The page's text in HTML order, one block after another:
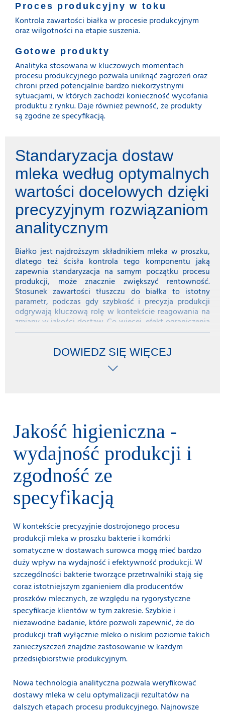
Proces produkcyjny w toku
Kontrola zawartości białka w procesie produkcyjnym
oraz wilgotności na etapie suszenia.
Gotowe produkty
Analityka stosowana w kluczowych momentach
procesu produkcyjnego pozwala uniknąć zagrożeń oraz
chroni przed potencjalnie bardzo niekorzystnymi
sytuacjami, w których zachodzi konieczność wycofania
produktu z rynku. Daje również pewność, że produkty
są zgodne ze specyfikacją.
Standaryzacja dostaw
mleka według optymalnych
wartości docelowych dzięki
precyzyjnym rozwiązaniom
analitycznym
Białko jest najdroższym składnikiem mleka w proszku,
dlatego też ścisła kontrola tego komponentu jaką
zapewnia standaryzacja na samym początku procesu
produkcji, może znacznie zwiększyć rentowność.
Stosunek zawartości tłuszczu do białka to istotny
parametr, podczas gdy szybkość i precyzja produkcji
odgrywają kluczową rolę w kontekście reagowania na
zmiany w jakości dostaw. Co więcej, efekt ograniczenia
wahań zawartości białka i tłuszczu w surowcu zostaje
produkcyjnego. Na przykład zmniejszenie odchyleń w
surowcu o 0,03% prowadzi do dziesięciokrotnie
wyższej redukcji zmienności zawartości tłuszczu i
AnalizatorMilkoScan™ FT3wyposażony jest w system
diagnostyczny który uruchamia się automatycznie co
dwie godziny. Dzięki temu nie ma problemów z dryftem,
a wyniki pomiaru są stabilne w dłuższej perspektywie
czasowej. To sprawia, że MilkoScan™ FT3 jest
doskonałym rozwiązaniem standaryzacyjnym do
stosowania w sytuacjach, w których kluczowym
parametrem jest efektywność analityczna, a w
szczególności w kontekście dużych flot analizatorów.
DOWIEDZ SIĘ WIĘCEJ
Jakość higieniczna -
wydajność produkcji i
zgodność ze
specyfikacją
W kontekście precyzyjnie dostrojonego procesu
produkcji mleka w proszku bakterie i komórki
somatyczne w dostawach surowca mogą mieć bardzo
duży wpływ na wydajność i efektywność produkcji. W
szczególności bakterie tworzące przetrwalniki stają się
coraz istotniejszym zganieniem dla producentów
proszków mlecznych, ze względu na rygorystyczne
specyfikacje klientów w tym zakresie. Szybkie i
niezawodne badanie, które pozwoli zapewnić, że do
produkcji trafi wyłącznie mleko o niskim poziomie takich
zanieczyszczeń znajdzie zastosowanie w każdym
przedsiębiorstwie produkcyjnym.
Nowa technologia analityczna pozwala weryfikować
dostawy mleka w celu optymalizacji rezultatów na
dalszych etapach procesu produkcyjnego. Najnowsze